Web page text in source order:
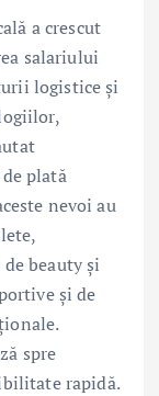
a crescut
salariului
logistice și
plată
nevoi au
beauty și
și de
spre
rapidă.